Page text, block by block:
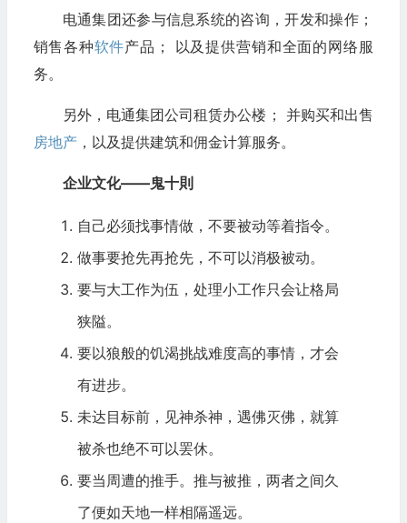
电通集团还参与信息系统的咨询，开发和操作；
销售各种软件产品； 以及提供营销和全面的网络服
务。
另外，电通集团公司租赁办公楼； 并购买和出售
房地产，以及提供建筑和佣金计算服务。
企业文化——鬼十則
自己必须找事情做，不要被动等着指令。
做事要抢先再抢先，不可以消极被动。
要与大工作为伍，处理小工作只会让格局
狭隘。
要以狼般的饥渴挑战难度高的事情，才会
有进步。
未达目标前，见神杀神，遇佛灭佛，就算
被杀也绝不可以罢休。
要当周遭的推手。推与被推，两者之间久
了便如天地一样相隔遥远。